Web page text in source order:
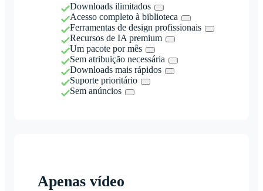
Downloads ilimitados
Acesso completo à biblioteca
Ferramentas de design profissionais
Recursos de IA premium
Um pacote por mês
Sem atribuição necessária
Downloads mais rápidos
Suporte prioritário
Sem anúncios
Apenas vídeo